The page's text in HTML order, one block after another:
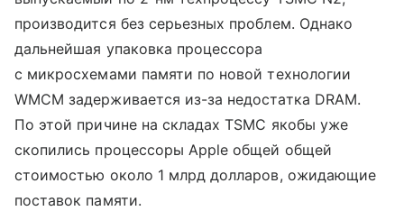
производится без серьезных проблем. Однако
дальнейшая упаковка процессора
с микросхемами памяти по новой технологии
WMCM задерживается из-за недостатка DRAM.
По этой причине на складах TSMC якобы уже
скопились процессоры Apple общей общей
стоимостью около 1 млрд долларов, ожидающие
поставок памяти.